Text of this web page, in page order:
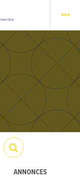
ANNONCES